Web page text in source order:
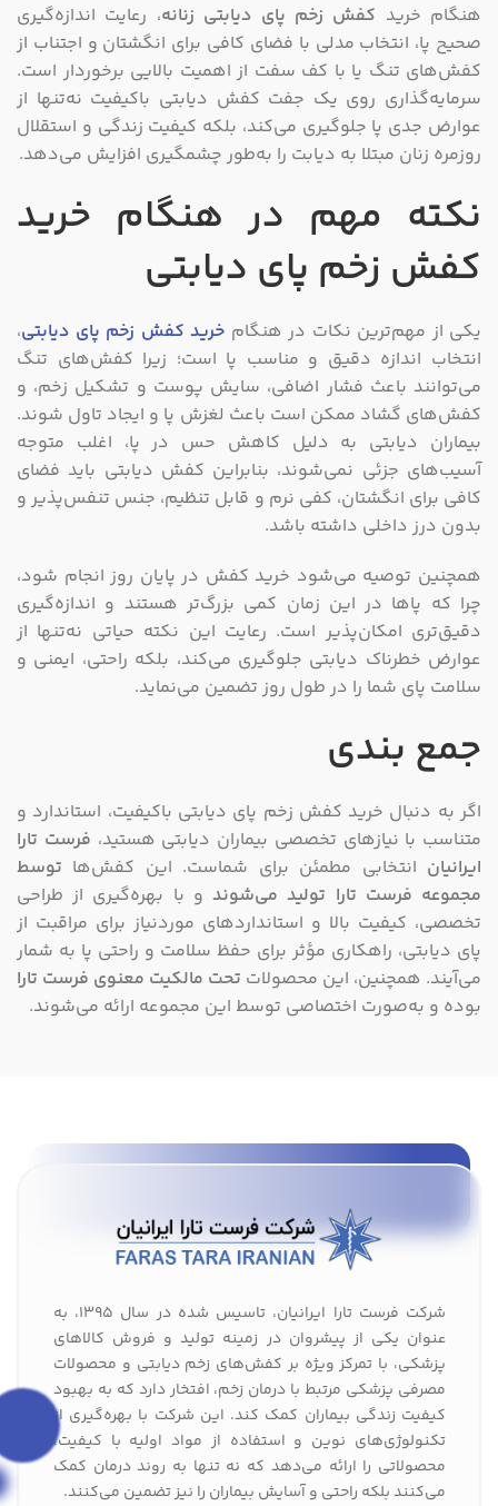
هنگام خرید کفش زخم پای دیابتی زنانه، رعایت اندازه‌گیری
صحیح پا، انتخاب مدلی با فضای کافی برای انگشتان و اجتناب از
کفش‌های تنگ یا با کف سفت از اهمیت بالایی برخوردار است.
سرمایه‌گذاری روی یک جفت کفش دیابتی باکیفیت نه‌تنها از
عوارض جدی پا جلوگیری می‌کند، بلکه کیفیت زندگی و استقلال
روزمره زنان مبتلا به دیابت را به‌طور چشمگیری افزایش می‌دهد.
نکته مهم در هنگام خرید
کفش زخم پای دیابتی
یکی از مهم‌ترین نکات در هنگام خرید کفش زخم پای دیابتی،
انتخاب اندازه دقیق و مناسب پا است؛ زیرا کفش‌های تنگ
می‌توانند باعث فشار اضافی، سایش پوست و تشکیل زخم، و
کفش‌های گشاد ممکن است باعث لغزش پا و ایجاد تاول شوند.
بیماران دیابتی به دلیل کاهش حس در پا، اغلب متوجه
آسیب‌های جزئی نمی‌شوند، بنابراین کفش دیابتی باید فضای
کافی برای انگشتان، کفی نرم و قابل تنظیم، جنس تنفس‌پذیر و
بدون درز داخلی داشته باشد.
همچنین توصیه می‌شود خرید کفش در پایان روز انجام شود،
چرا که پاها در این زمان کمی بزرگ‌تر هستند و اندازه‌گیری
دقیق‌تری امکان‌پذیر است. رعایت این نکته حیاتی نه‌تنها از
عوارض خطرناک دیابتی جلوگیری می‌کند، بلکه راحتی، ایمنی و
سلامت پای شما را در طول روز تضمین می‌نماید.
جمع بندی
اگر به دنبال خرید کفش زخم پای دیابتی باکیفیت، استاندارد و
متناسب با نیازهای تخصصی بیماران دیابتی هستید، فرست تارا
ایرانیان انتخابی مطمئن برای شماست. این کفش‌ها توسط
مجموعه فرست تارا تولید می‌شوندو با بهره‌گیری از طراحی
تخصصی، کیفیت بالا و استانداردهای موردنیاز برای مراقبت از
پای دیابتی، راهکاری مؤثر برای حفظ سلامت و راحتی پا به شمار
می‌آیند. همچنین، این محصولات تحت مالکیت معنوی فرست تارا
بوده و به‌صورت اختصاصی توسط این مجموعه ارائه می‌شوند.
شرکت فرست تارا ایرانیان، تاسیس شده در سال 1395، به
عنوان یکی از پیشروان در زمینه تولید و فروش کالاهای
پزشکی، با تمرکز ویژه بر کفش‌های زخم دیابتی و محصولات
مصرفی پزشکی مرتبط با درمان زخم، افتخار دارد که به بهبود
کیفیت زندگی بیماران کمک کند. این شرکت با بهره‌گیری از
تکنولوژی‌های نوین و استفاده از مواد اولیه با کیفیت،
محصولاتی را ارائه می‌دهد که نه تنها به روند درمان کمک
می‌کنند بلکه راحتی و آسایش بیماران را نیز تضمین می‌کنند.